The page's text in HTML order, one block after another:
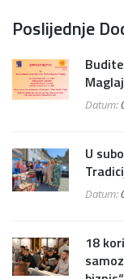
Poslijednje
Datum:
U
Datum:
18